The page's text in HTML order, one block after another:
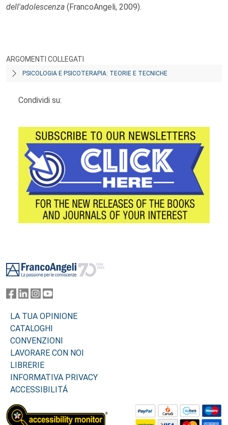
dell'adolescenza (FrancoAngeli, 2009).
ARGOMENTI COLLEGATI
PSICOLOGIA E PSICOTERAPIA: TEORIE E TECNICHE
Condividi su:
LA TUA OPINIONE
CATALOGHI
CONVENZIONI
LAVORARE CON NOI
LIBRERIE
INFORMATIVA PRIVACY
ACCESSIBILITÁ